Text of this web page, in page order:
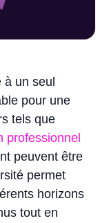
à un seul
pour une
tels que
professionnel
peuvent être
permet
horizons
tout en